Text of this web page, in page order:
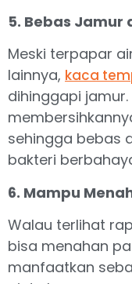
5. Bebas Jamur
Meski terpapar
lainnya, kaca
dihinggapi
sehingga bebas
bakteri
6. Mampu
Walau terlihat
bisa menahan
manfaatkan